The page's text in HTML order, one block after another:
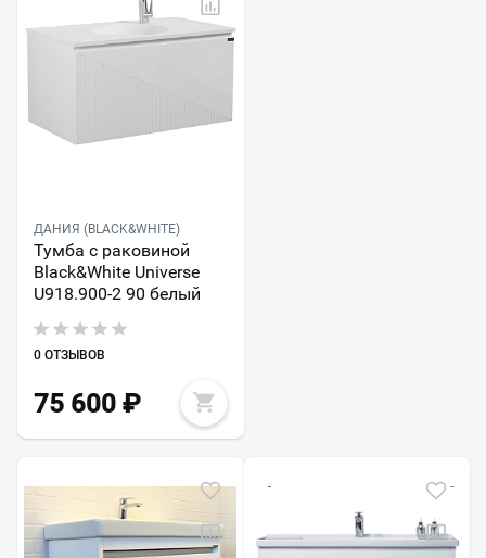
ДАНИЯ (BLACK&WHITE)
Тумба с раковиной
Black&White Universe
U918.900-2 90 белый
0 ОТЗЫВОВ
75 600 ₽